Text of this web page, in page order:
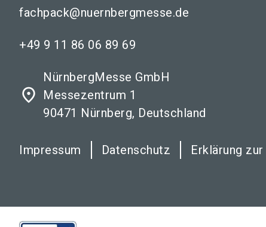
fachpack@nuernbergmesse.de
+49 9 11 86 06 89 69
place
NürnbergMesse GmbH
Messezentrum 1
90471 Nürnberg, Deutschland
Impressum Datenschutz Erklärung